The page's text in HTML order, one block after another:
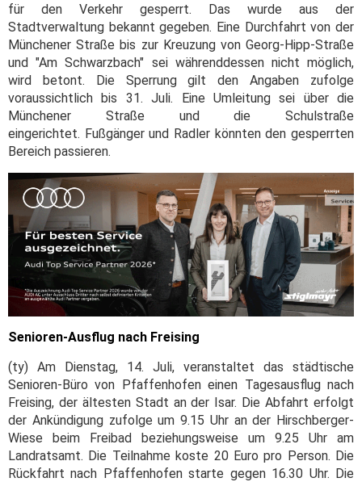
für den Verkehr gesperrt. Das wurde aus der
Stadtverwaltung bekannt gegeben. Eine Durchfahrt von der
Münchener Straße bis zur Kreuzung von Georg-Hipp-Straße
und "Am Schwarzbach" sei währenddessen nicht möglich,
wird betont. Die Sperrung gilt den Angaben zufolge
voraussichtlich bis 31. Juli. Eine Umleitung sei über die
Münchener Straße und die Schulstraße
eingerichtet. Fußgänger und Radler könnten den gesperrten
Bereich passieren.
Senioren-Ausflug nach Freising
(ty) Am Dienstag, 14. Juli, veranstaltet das städtische
Senioren-Büro von Pfaffenhofen einen Tagesausflug nach
Freising, der ältesten Stadt an der Isar. Die Abfahrt erfolgt
der Ankündigung zufolge um 9.15 Uhr an der Hirschberger-
Wiese beim Freibad beziehungsweise um 9.25 Uhr am
Landratsamt. Die Teilnahme koste 20 Euro pro Person. Die
Rückfahrt nach Pfaffenhofen starte gegen 16.30 Uhr. Die